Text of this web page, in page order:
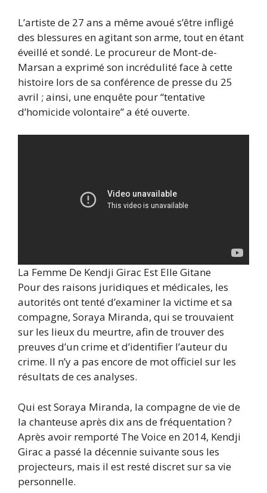
L’artiste de 27 ans a même avoué s’être infligé
des blessures en agitant son arme, tout en étant
éveillé et sondé. Le procureur de Mont-de-
Marsan a exprimé son incrédulité face à cette
histoire lors de sa conférence de presse du 25
avril ; ainsi, une enquête pour “tentative
d’homicide volontaire” a été ouverte.
La Femme De Kendji Girac Est Elle Gitane
Pour des raisons juridiques et médicales, les
autorités ont tenté d’examiner la victime et sa
compagne, Soraya Miranda, qui se trouvaient
sur les lieux du meurtre, afin de trouver des
preuves d’un crime et d’identifier l’auteur du
crime. Il n’y a pas encore de mot officiel sur les
résultats de ces analyses.
Qui est Soraya Miranda, la compagne de vie de
la chanteuse après dix ans de fréquentation ?
Après avoir remporté The Voice en 2014, Kendji
Girac a passé la décennie suivante sous les
projecteurs, mais il est resté discret sur sa vie
personnelle.